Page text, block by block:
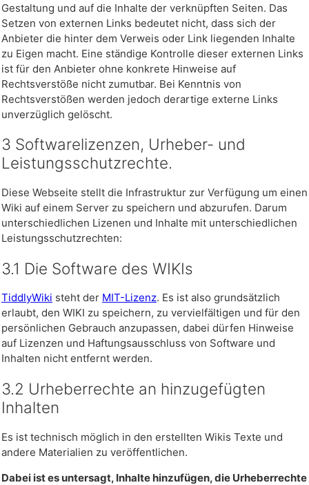
Gestaltung und auf die Inhalte der verknüpften Seiten. Das
Setzen von externen Links bedeutet nicht, dass sich der
Anbieter die hinter dem Verweis oder Link liegenden Inhalte
zu Eigen macht. Eine ständige Kontrolle dieser externen Links
ist für den Anbieter ohne konkrete Hinweise auf
Rechtsverstöße nicht zumutbar. Bei Kenntnis von
Rechtsverstößen werden jedoch derartige externe Links
unverzüglich gelöscht.
3 Softwarelizenzen, Urheber- und
Leistungsschutzrechte.
Diese Webseite stellt die Infrastruktur zur Verfügung um einen
Wiki auf einem Server zu speichern und abzurufen. Darum
unterschiedlichen Lizenen und Inhalte mit unterschiedlichen
Leistungsschutzrechten:
3.1 Die Software des WIKIs
TiddlyWiki steht der MIT-Lizenz. Es ist also grundsätzlich
erlaubt, den WIKI zu speichern, zu vervielfältigen und für den
persönlichen Gebrauch anzupassen, dabei dürfen Hinweise
auf Lizenzen und Haftungsausschluss von Software und
Inhalten nicht entfernt werden.
3.2 Urheberrechte an hinzugefügten
Inhalten
Es ist technisch möglich in den erstellten Wikis Texte und
andere Materialien zu veröffentlichen.
Dabei ist es untersagt, Inhalte hinzufügen, die Urheberrechte